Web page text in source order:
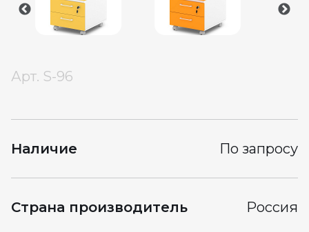
Арт. S-96
Наличие По запросу
Страна производитель Россия